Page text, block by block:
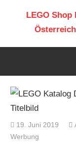
LEGO Shop
Österreich
19. Juni 2019
Werbung